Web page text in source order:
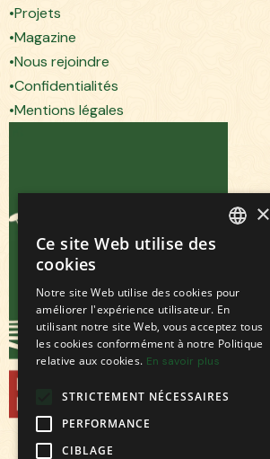
Projets
Magazine
Nous rejoindre
Confidentialités
Mentions légales
×
Ce site Web utilise des
cookies
Notre site Web utilise des cookies pour
améliorer l'expérience utilisateur. En
utilisant notre site Web, vous acceptez tous
les cookies conformément à notre Politique
relative aux cookies. En savoir plus
STRICTEMENT NÉCESSAIRES
PERFORMANCE
CIBLAGE